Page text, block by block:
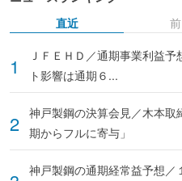
直近
ＪＦＥＨＤ／通期事業利益
ト影響は通期６...
神戸製鋼の決算会見／木本
期からフルに寄与」
神戸製鋼の通期経常益予想